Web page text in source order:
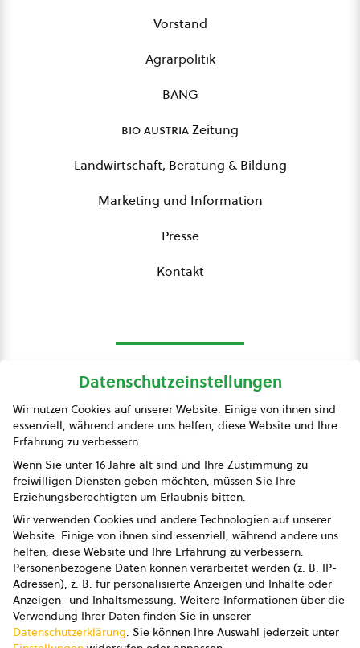
Vorstand
Agrarpolitik
BANG
bio austriaZeitung
Landwirtschaft, Beratung & Bildung
Marketing und Information
Presse
Kontakt
Presse
Impressum
Datenschutz
AGB
AGB Marketing GmbH
AGB Bildung
Newsletter
Datenschutzeinstellungen
Wir nutzen Cookies auf unserer Website. Einige von ihnen sind
essenziell, während andere uns helfen, diese Website und Ihre
Erfahrung zu verbessern.
Wenn Sie unter 16 Jahre alt sind und Ihre Zustimmung zu
freiwilligen Diensten geben möchten, müssen Sie Ihre
Erziehungsberechtigten um Erlaubnis bitten.
Wir verwenden Cookies und andere Technologien auf unserer
Website. Einige von ihnen sind essenziell, während andere uns
helfen, diese Website und Ihre Erfahrung zu verbessern.
Personenbezogene Daten können verarbeitet werden (z. B. IP-
Adressen), z. B. für personalisierte Anzeigen und Inhalte oder
Anzeigen- und Inhaltsmessung. Weitere Informationen über die
Verwendung Ihrer Daten finden Sie in unserer
Datenschutzerklärung. Sie können Ihre Auswahl jederzeit unter